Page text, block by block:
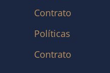
Contrato
Políticas
Contrato